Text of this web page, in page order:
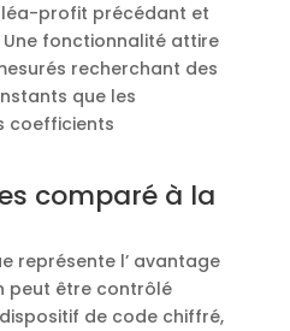
profit précédant et
fonctionnalité attire
recherchant des
que les
coefficients
comparé à la
représente l’ avantage
peut être contrôlé
de code chiffré,